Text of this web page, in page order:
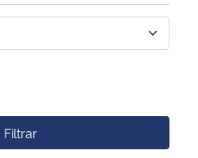
Filtrar